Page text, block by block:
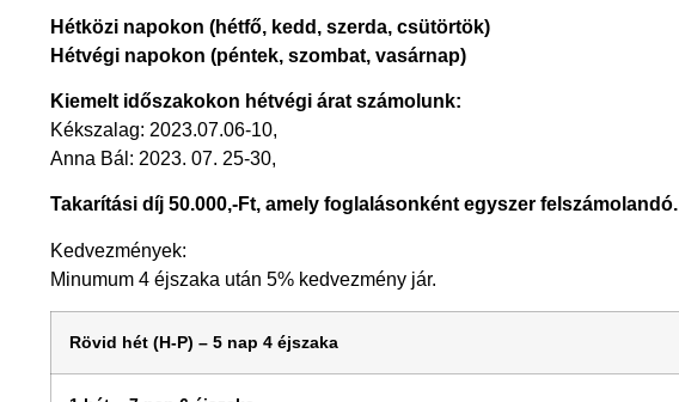
Hétközi napokon (hétfő, kedd, szerda, csütörtök)
Hétvégi napokon (péntek, szombat, vasárnap)
Kiemelt időszakokon hétvégi árat számolunk:
Kékszalag: 2023.07.06-10,
Anna Bál: 2023. 07. 25-30,
Takarítási díj 50.000,-Ft, amely foglalásonként egyszer felszámolandó.
Kedvezmények:
Minumum 4 éjszaka után 5% kedvezmény jár.
Rövid hét (H-P) – 5 nap 4 éjszaka